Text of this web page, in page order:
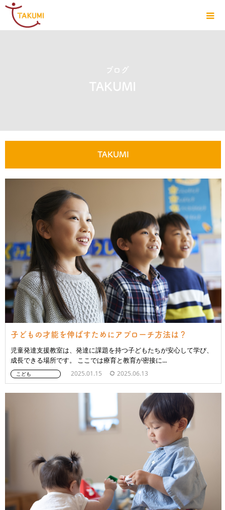
ブログ
TAKUMI
TAKUMI
子どもの才能を伸ばすためにアプローチ方法は？
児童発達支援教室は、発達に課題を持つ子どもたちが安心して学び、
成長できる場所です。 ここでは療育と教育が密接に...
こども 2025.01.15 2025.06.13